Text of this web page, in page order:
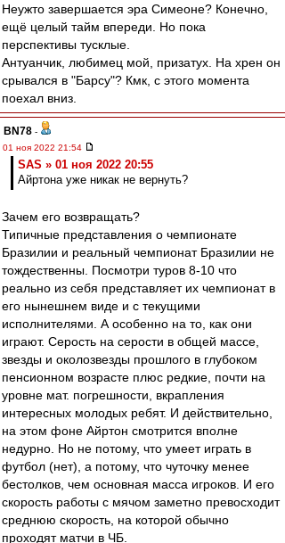
Неужто завершается эра Симеоне? Конечно,
ещё целый тайм впереди. Но пока
перспективы тусклые.
Антуанчик, любимец мой, призатух. На хрен он
срывался в "Барсу"? Кмк, с этого момента
поехал вниз.
BN78 -
01 ноя 2022 21:54
SAS » 01 ноя 2022 20:55
Айртона уже никак не вернуть?
Зачем его возвращать?
Типичные представления о чемпионате
Бразилии и реальный чемпионат Бразилии не
тождественны. Посмотри туров 8-10 что
реально из себя представляет их чемпионат в
его нынешнем виде и с текущими
исполнителями. А особенно на то, как они
играют. Серость на серости в общей массе,
звезды и околозвезды прошлого в глубоком
пенсионном возрасте плюс редкие, почти на
уровне мат. погрешности, вкрапления
интересных молодых ребят. И действительно,
на этом фоне Айртон смотрится вполне
недурно. Но не потому, что умеет играть в
футбол (нет), а потому, что чуточку менее
бестолков, чем основная масса игроков. И его
скорость работы с мячом заметно превосходит
среднюю скорость, на которой обычно
проходят матчи в ЧБ.